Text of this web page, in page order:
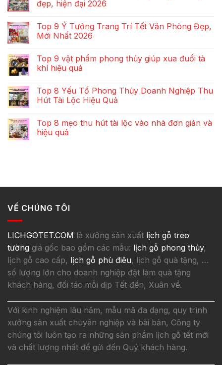
đẹp, hiện đại 2026
Top 9 Ý Tưởng Trang Trí Tết Văn Phòng Đẹp,
Mới Nhất 2026
Top 9 vật phẩm phong thủy giúp xua đuổi tà
khí hiệu quả
Top 8 Yếu Tố Phong Thủy Doanh Nghiệp Thu
Hút Tài Lộc Hiệu Quả
Top 8 mẹo thu hút tài lộc vào nhà đơn giản và
hiệu quả
VỀ CHÚNG TÔI
LICHGOTET.COM là xưởng sản xuất lịch gỗ treo
tường giá gốc bao gồm các mẫu: lịch gỗ phong thủy,
lịch gỗ cao cấp, lịch gỗ phù điêu, lịch gỗ quà tặng, …
số lượng lớn cho doanh nghiệp đặt làm quà tặng
khách hàng, đối tác mỗi dịp Tết đến, Xuân về.
Với kinh nghiệm lâu năm, mẫu mã đa dạng, quy trình
xưởng sản xuất chuyên nghiệp và bài bản, Công ty
chúng tôi luôn tạo ra những sản phẩm lịch gỗ tết mới
và chất lượng nhất để gửi đến Quý khách hàng.